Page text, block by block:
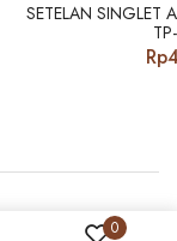
0
SETELAN SINGLET
Rp